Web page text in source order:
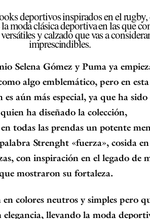
deportivos inspirados en el
moda clásica deportiva en las que
y calzado que vas a considerar
imprescindibles.
Selena Gómez y Puma ya
algo emblemático, pero en esta
es aún más especial, ya que ha sido
ha diseñado la colección,
todas las prendas un potente
Strenght «fuerza», cosida
con inspiración en el legado de
mostraron su fortaleza.
colores neutros y simples pero
elegancia, llevando la moda